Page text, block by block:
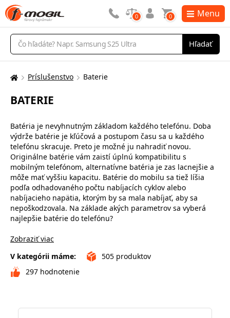
Vyhľadávanie
Hľadať
0 0 Menu
Tu
nachádzate:
Príslušenstvo Baterie
BATERIE
Batéria je nevyhnutným základom každého telefónu. Doba
výdrže batérie je kľúčová a postupom času sa u každého
telefónu skracuje. Preto je možné ju nahradiť novou.
Originálne batérie vám zaistí úplnú kompatibilitu s
mobilným telefónom, alternatívne batéria je zas lacnejšie a
môže mať vyššiu kapacitu. Batérie do mobilu sa tiež líšia
podľa odhadovaného počtu nabíjacích cyklov alebo
nabíjacieho napätia, ktorým by sa mala nabíjať, aby sa
nepoškodzovala. Na základe akých parametrov sa vyberá
najlepšie batérie do telefónu?
Zobraziť viac
V kategórii máme:
505 produktov
297 hodnotenie